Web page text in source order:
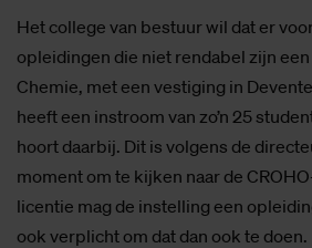
Het college van bestuur wil dat er
opleidingen die niet rendabel zijn
Chemie, met een vestiging in
heeft een instroom van zo’n 25
hoort daarbij. Dit is volgens de
moment om te kijken naar de
licentie mag de instelling een
ook verplicht om dat dan ook te doen.